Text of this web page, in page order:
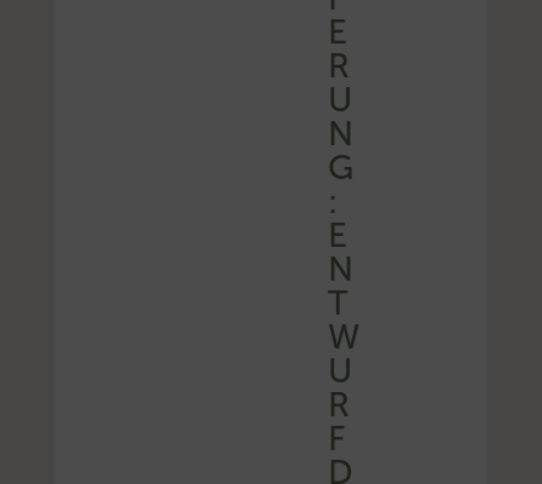
E
R
U
N
G
:
E
N
T
W
U
R
F
D